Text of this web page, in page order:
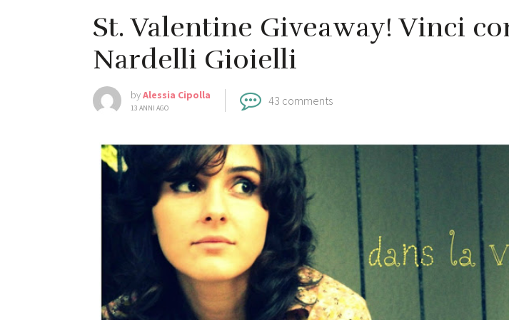
St. Valentine Giveaway! Vinci
Nardelli Gioielli
byAlessia Cipolla
13 ANNI AGO
43 comments